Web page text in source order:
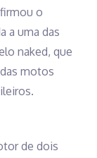
o
a uma das
naked, que
motos
de dois